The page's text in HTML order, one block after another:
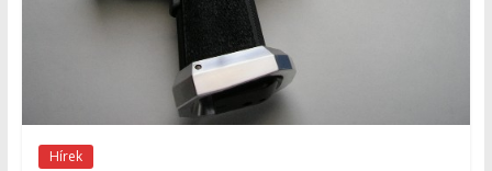
Hírek